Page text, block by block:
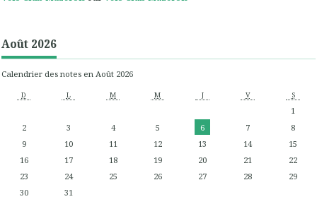
Août 2026
Calendrier des notes en Août 2026
D L M M J V S
1
2
3 4 5 6 7
8
9
10 11 12 13 14
15
16
17 18 19 20 21
22
23
24 25 26 27 28
29
30
31